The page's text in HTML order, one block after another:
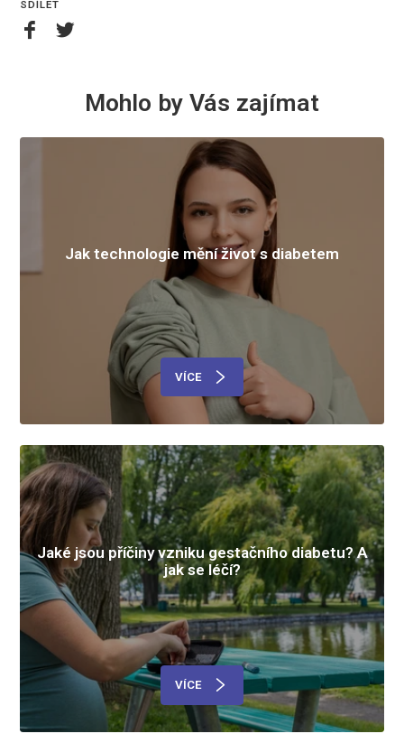
SDÍLET
Mohlo by Vás zajímat
Jak technologie mění život s diabetem
VÍCE
Jaké jsou příčiny vzniku gestačního diabetu? A
jak se léčí?
VÍCE